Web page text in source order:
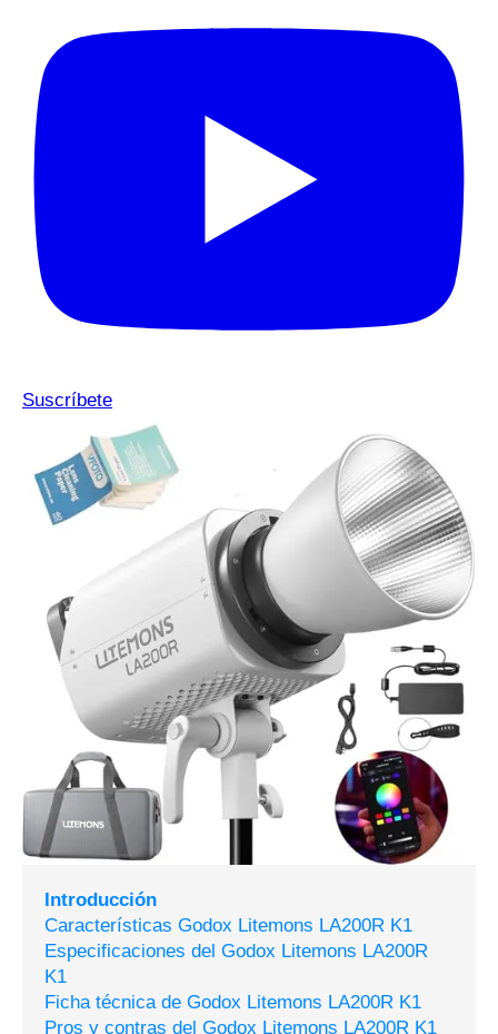
Suscríbete
Introducción
Características Godox Litemons LA200R K1
Especificaciones del Godox Litemons LA200R
K1
Ficha técnica de Godox Litemons LA200R K1
Pros y contras del Godox Litemons LA200R K1